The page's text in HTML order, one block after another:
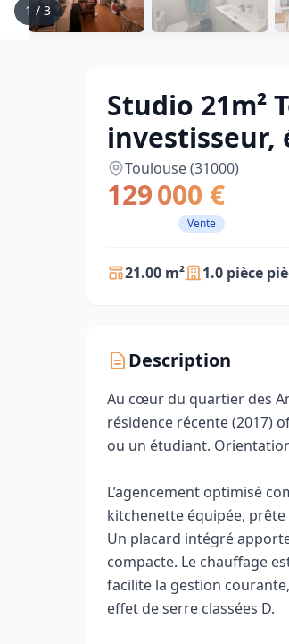
1 / 3
Studio 21m²
Toulouse (31000)
129 000 €
Vente
21.00 m² 1.0 pièce
Description
Au cœur du quartier des
résidence récente (2017)
ou un étudiant.
L’agencement optimisé
kitchenette équipée, prête
Un placard intégré
compacte. Le chauffage
facilite la gestion
effet de serre classées D.